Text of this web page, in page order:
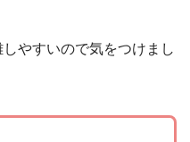
やすいので気をつけまし